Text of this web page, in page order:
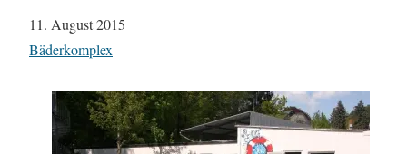
Datum
11. August 2015
In Bezug auf
Bäderkomplex